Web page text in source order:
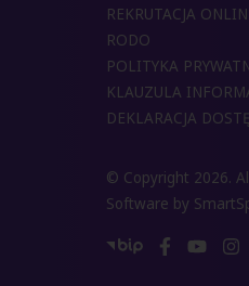
REKRUTACJA
RODO
POLITYKA
KLAUZULA
DEKLARACJA
© Copyright 2026.
Software by